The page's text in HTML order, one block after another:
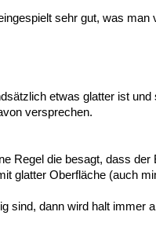
sehr gut, was
etwas glatter ist
versprechen.
Regel die besagt, dass
glatter Oberfläche (auch
sind, dann wird halt immer